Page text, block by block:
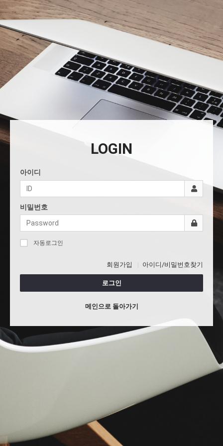
LOGIN
아이디
비밀번호
자동로그인
회원가입 아이디/비밀번호찾기
로그인
메인으로 돌아가기